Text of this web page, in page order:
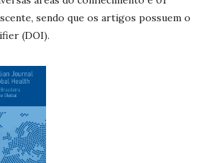
sendo que os artigos possuem o
(DOI).